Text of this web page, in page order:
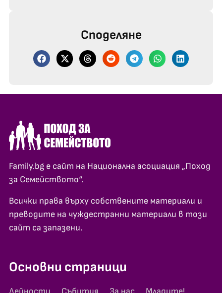
Споделяне
Family.bg е сайт на Национална асоциация „Поход
за Семейството“.
Всички права върху собствените материали и
преводите на чуждестранни материали в този
сайт са запазени.
Основни страници